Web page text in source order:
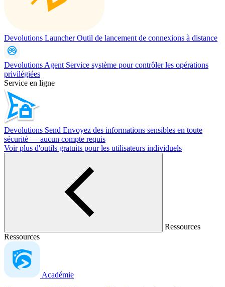
Devolutions LauncherOutil de lancement de connexions à distance
Devolutions Agent Service système pour contrôler les opérations
privilégiées
Service en ligne
Devolutions Send Envoyez des informations sensibles en toute
sécurité — aucun compte requis
Voir plus d'outils gratuits pour les utilisateurs individuels
Ressources
Ressources
Académie